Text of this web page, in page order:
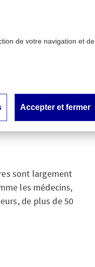
les
sous-
sont largement
les médecins,
de plus de 50
de votre navigation et de
Accepter et fermer